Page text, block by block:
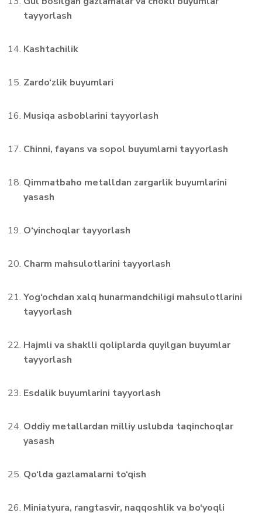
tayyorlash
Kashtachilik
Zardo‘zlik buyumlari
Musiqa asboblarini tayyorlash
Chinni, fayans va sopol buyumlarni tayyorlash
Qimmatbaho metalldan zargarlik buyumlarini
yasash
O‘yinchoqlar tayyorlash
Charm mahsulotlarini tayyorlash
Yog‘ochdan xalq hunarmandchiligi mahsulotlarini
tayyorlash
Hajmli va shaklli qoliplarda quyilgan buyumlar
tayyorlash
Esdalik buyumlarini tayyorlash
Oddiy metallardan milliy uslubda taqinchoqlar
yasash
Qo‘lda gazlamalarni to‘qish
Miniatyura, rangtasvir, naqqoshlik va bo‘yoqli